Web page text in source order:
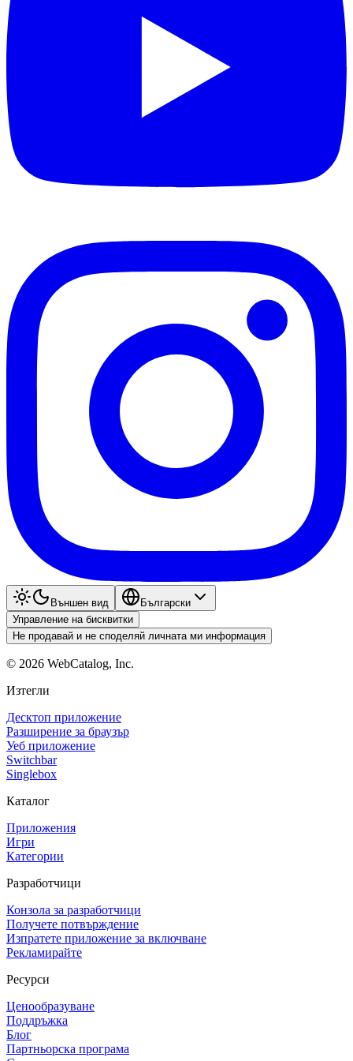
Външен вид
Български
Управление на бисквитки
Не продавай и не споделяй личната ми информация
© 2026 WebCatalog, Inc.
Изтегли
Десктоп приложение
Разширение за браузър
Уеб приложение
Switchbar
Singlebox
Каталог
Приложения
Игри
Категории
Разработчици
Конзола за разработчици
Получете потвърждение
Изпратете приложение за включване
Рекламирайте
Ресурси
Ценообразуване
Поддръжка
Блог
Партньорска програма